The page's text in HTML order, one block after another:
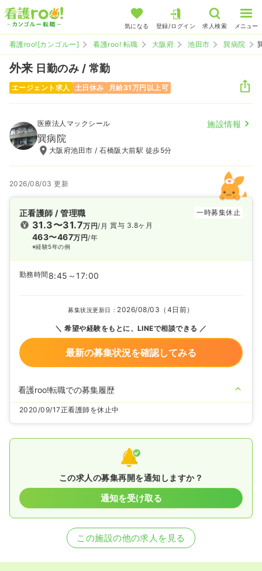
気になる 登録/ログイン 求人検索 メニュー
看護roo![カンゴルー] 看護roo! 転職 大阪府 池田市 巽病院
外来 日勤のみ / 常勤
エージェント求人 土日休み 月給31万円以上可
医療法人マックシール 施設情報
巽病院
大阪府池田市 / 石橋阪大前駅 徒歩5分
2026/08/03 更新
正看護師 / 管理職 一時募集休止
31.3〜31.7万円/月
463〜467万円/年
※経験5年の例
賞与 3.8ヶ月
勤務時間 8:45～17:00
募集状況更新日： 2026/08/03（4日前）
希望や経験をもとに、LINEで相談できる
最新の募集状況を確認してみる
看護roo!転職での募集履歴
2020/09/17正看護師を休止中
この求人の募集再開を通知しますか？
通知を受け取る
この施設の他の求人を見る